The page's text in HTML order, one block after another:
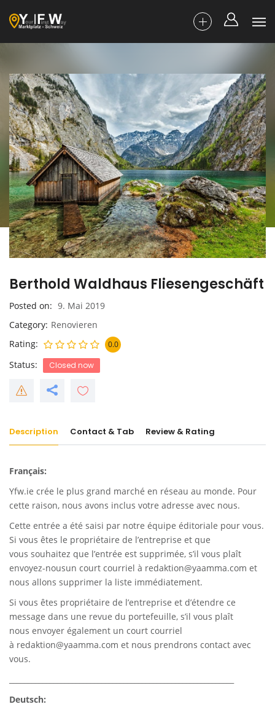
Berthold Waldhaus Fliesengeschäft
Posted on
9. Mai 2019
Category Renovieren
Rating
0.0
Status Closed now
Description Contact & Tab Review & Rating
Français:
Yfw.ie crée le plus grand marché en réseau au monde. Pour
cette raison, nous avons inclus votre adresse avec nous.
Cette entrée a été saisi par notre équipe éditoriale pour vous.
Si vous êtes le propriétaire de l’entreprise et que
vous souhaitez que l’entrée est supprimée, s’il vous plaît
envoyez-nousun court courriel à redaktion@yaamma.com et
nous allons supprimer la liste immédiatement.
Si vous êtes propriétaire de l’entreprise et d’étendre ce
message dans une revue du portefeuille, s’il vous plaît
nous envoyer également un court courriel
à redaktion@yaamma.com et nous prendrons contact avec
vous.
Deutsch: